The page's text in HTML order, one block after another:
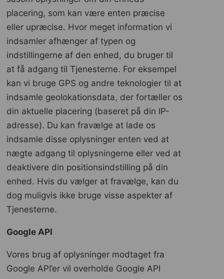
placering, som kan være enten præcise
eller upræcise. Hvor meget information vi
indsamler afhænger af typen og
indstillingerne af den enhed, du bruger til
at få adgang til Tjenesterne. For eksempel
kan vi bruge GPS og andre teknologier til at
indsamle geolokationsdata, der fortæller os
din aktuelle placering (baseret på din IP-
adresse). Du kan fravælge at lade os
indsamle disse oplysninger enten ved at
nægte adgang til oplysningerne eller ved at
deaktivere din positionsindstilling på din
enhed. Hvis du vælger at fravælge, kan du
dog muligvis ikke bruge visse aspekter af
Tjenesterne.
Google API
Vores brug af oplysninger modtaget fra
Google API’er vil overholde Google API